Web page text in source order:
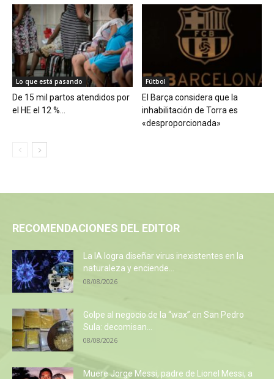
Lo que está pasando
De 15 mil partos atendidos por
el HE el 12 %...
Fútbol
El Barça considera que la
inhabilitación de Torra es
«desproporcionada»
RECOMENDACIONES DEL EDITOR
La IA logra diseñar virus inexistentes en la
naturaleza y enciende...
08/08/2026
Golpe al negocio de la “wax” en San Pedro
Sula: decomisan...
08/08/2026
Muere Jorge Messi, padre de Lionel Messi, a